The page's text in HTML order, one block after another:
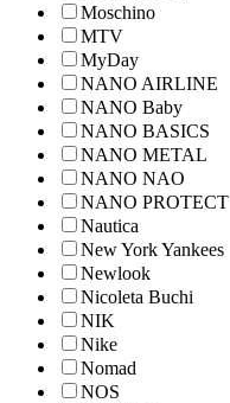
Moschino
MTV
MyDay
NANO AIRLINE
NANO Baby
NANO BASICS
NANO METAL
NANO NAO
NANO PROTECT
Nautica
New York Yankees
Newlook
Nicoleta Buchi
NIK
Nike
Nomad
NOS